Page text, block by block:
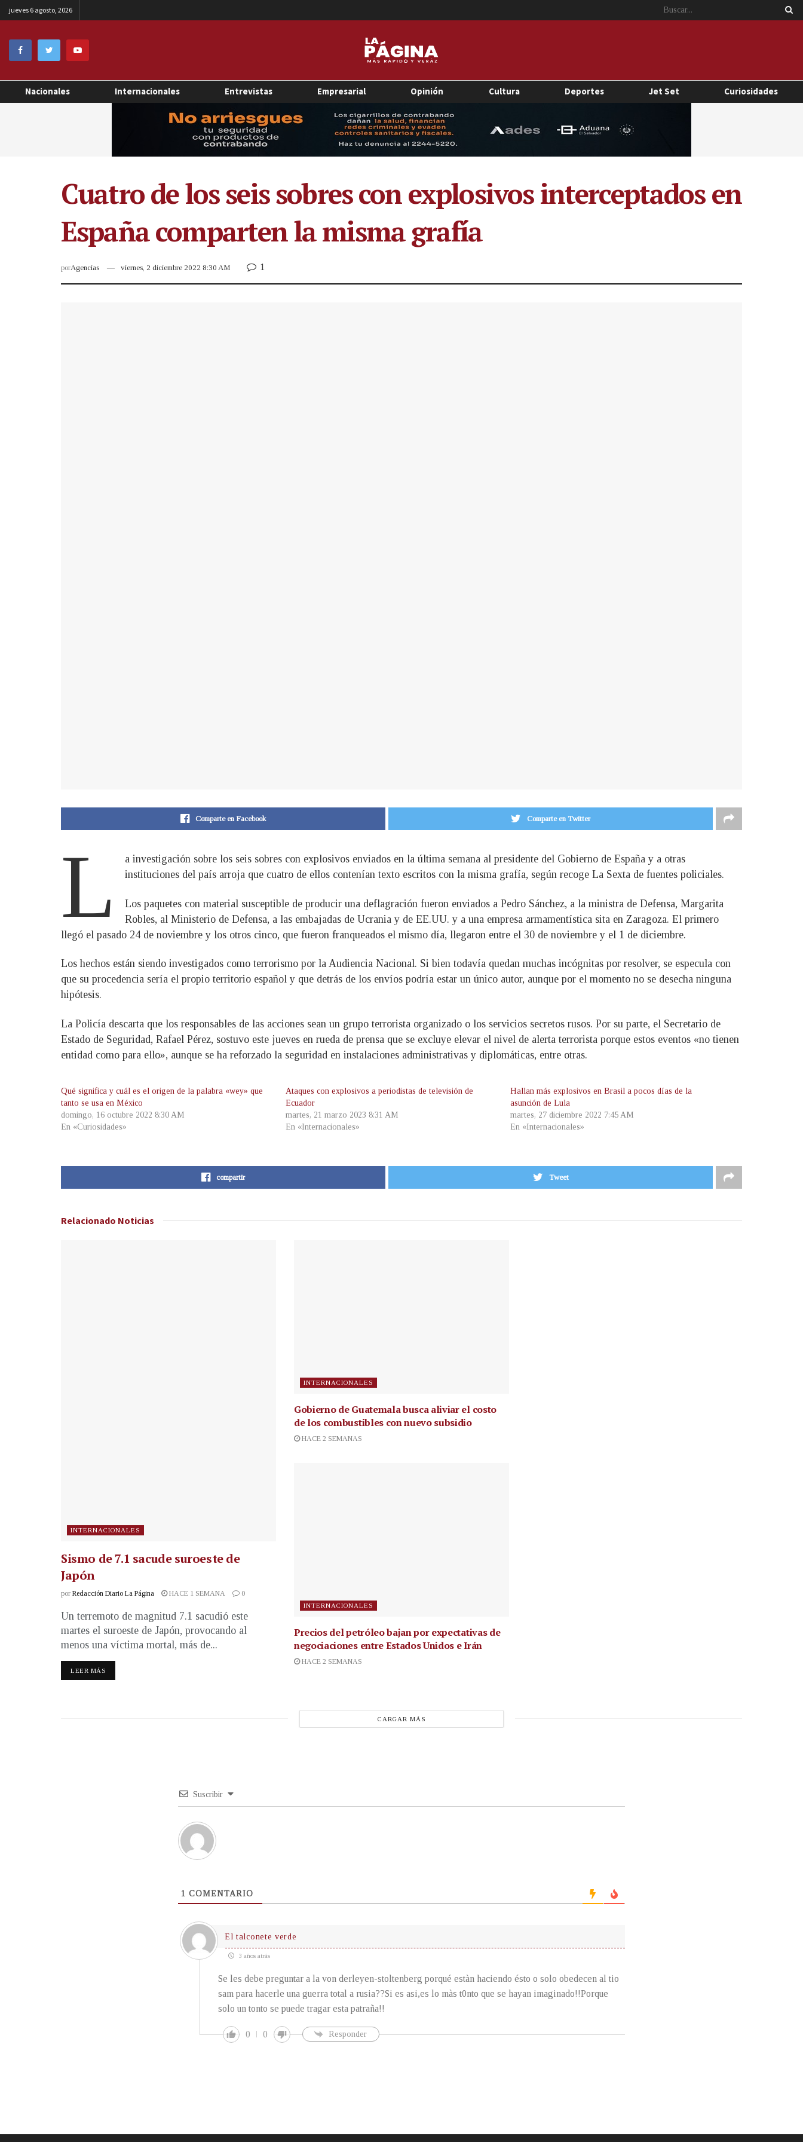
jueves 6 agosto, 2026
Nacionales Internacionales Entrevistas Empresarial Opinión Cultura Deportes Jet Set Curiosidades
Cuatro de los seis sobres con explosivos interceptados en
España comparten la misma grafía
porAgencias viernes, 2 diciembre 2022 8:30 AM 1
Comparte en Facebook Comparte en Twitter
L
a investigación sobre los seis sobres con explosivos enviados en la última semana al presidente del Gobierno de España y a otras
instituciones del país arroja que cuatro de ellos contenían texto escritos con la misma grafía, según recoge La Sexta de fuentes policiales.
Los paquetes con material susceptible de producir una deflagración fueron enviados a Pedro Sánchez, a la ministra de Defensa, Margarita
Robles, al Ministerio de Defensa, a las embajadas de Ucrania y de EE.UU. y a una empresa armamentística sita en Zaragoza. El primero
llegó el pasado 24 de noviembre y los otros cinco, que fueron franqueados el mismo día, llegaron entre el 30 de noviembre y el 1 de diciembre.
Los hechos están siendo investigados como terrorismo por la Audiencia Nacional. Si bien todavía quedan muchas incógnitas por resolver, se especula con
que su procedencia sería el propio territorio español y que detrás de los envíos podría estar un único autor, aunque por el momento no se desecha ninguna
hipótesis.
La Policía descarta que los responsables de las acciones sean un grupo terrorista organizado o los servicios secretos rusos. Por su parte, el Secretario de
Estado de Seguridad, Rafael Pérez, sostuvo este jueves en rueda de prensa que se excluye elevar el nivel de alerta terrorista porque estos eventos «no tienen
entidad como para ello», aunque se ha reforzado la seguridad en instalaciones administrativas y diplomáticas, entre otras.
Qué significa y cuál es el origen de la palabra «wey» que
tanto se usa en México
domingo, 16 octubre 2022 8:30 AM
En «Curiosidades»
Ataques con explosivos a periodistas de televisión de
Ecuador
martes, 21 marzo 2023 8:31 AM
En «Internacionales»
Hallan más explosivos en Brasil a pocos días de la
asunción de Lula
martes, 27 diciembre 2022 7:45 AM
En «Internacionales»
compartir Tweet
Relacionado Noticias
INTERNACIONALES
Sismo de 7.1 sacude suroeste de
Japón
por Redacción Diario La Página HACE 1 SEMANA 0
Un terremoto de magnitud 7.1 sacudió este
martes el suroeste de Japón, provocando al
menos una víctima mortal, más de...
LEER MÁS
INTERNACIONALES
Gobierno de Guatemala busca aliviar el costo
de los combustibles con nuevo subsidio
HACE 2 SEMANAS
INTERNACIONALES
Precios del petróleo bajan por expectativas de
negociaciones entre Estados Unidos e Irán
HACE 2 SEMANAS
CARGAR MÁS
Suscribir
1 COMENTARIO
El talconete verde
3 años atrás
Se les debe preguntar a la von derleyen-stoltenberg porqué estàn haciendo ésto o solo obedecen al tio
sam para hacerle una guerra total a rusia??Si es asi,es lo màs t0nto que se hayan imaginado!!Porque
solo un tonto se puede tragar esta patraña!!
0 0 Responder